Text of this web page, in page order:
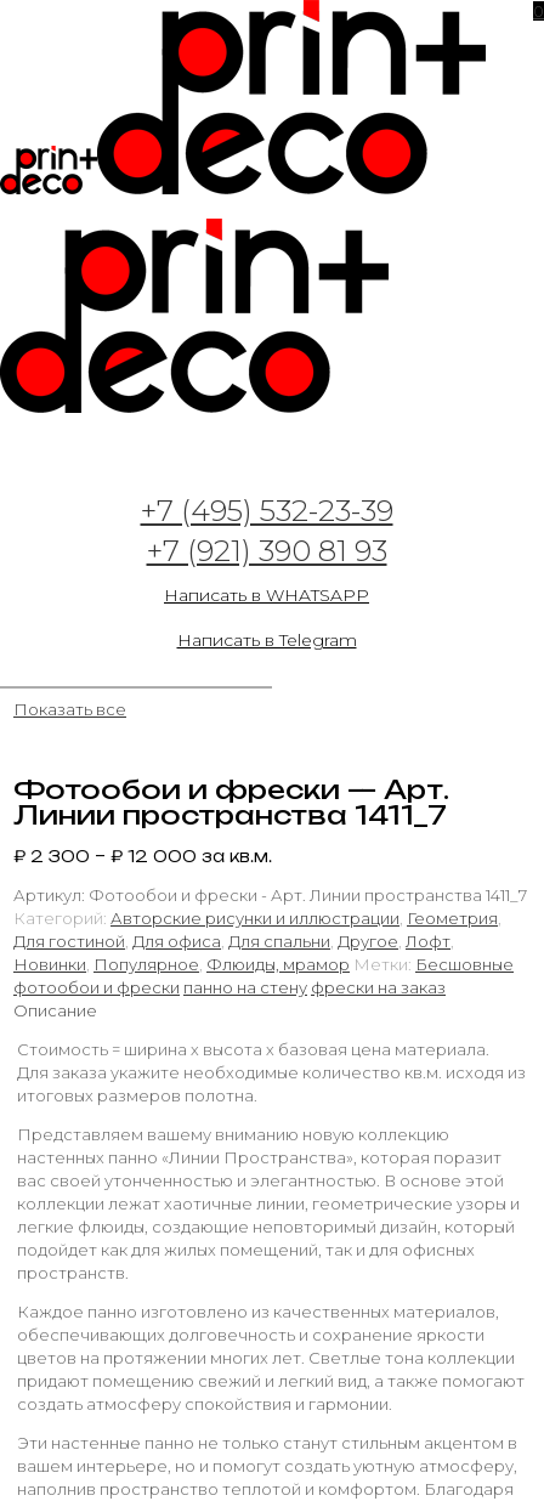
+7 (495) 532-23-39
+7 (921) 390 81 93
Написать в WHATSAPP
Написать в Telegram
0
Фотообои и фрески — Арт. Линии
пространства 1411_6
Фотообои и фрески — Арт. Линии
пространства 1411_8
Показать все
Фотообои и фрески — Арт.
Линии пространства 1411_7
₽ 2 300 – ₽ 12 000 за кв.м.
Артикул: Фотообои и фрески - Арт. Линии пространства 1411_7
Категорий: Авторские рисунки и иллюстрации, Геометрия,
Для гостиной, Для офиса, Для спальни, Другое, Лофт,
Новинки, Популярное, Флюиды, мрамор Метки: Бесшовные
фотообои и фрески панно на стену фрески на заказ
Описание
Стоимость = ширина х высота х базовая цена материала.
Для заказа укажите необходимые количество кв.м. исходя из
итоговых размеров полотна.
Представляем вашему вниманию новую коллекцию
настенных панно «Линии Пространства», которая поразит
вас своей утонченностью и элегантностью. В основе этой
коллекции лежат хаотичные линии, геометрические узоры и
легкие флюиды, создающие неповторимый дизайн, который
подойдет как для жилых помещений, так и для офисных
пространств.
Каждое панно изготовлено из качественных материалов,
обеспечивающих долговечность и сохранение яркости
цветов на протяжении многих лет. Светлые тона коллекции
придают помещению свежий и легкий вид, а также помогают
создать атмосферу спокойствия и гармонии.
Эти настенные панно не только станут стильным акцентом в
вашем интерьере, но и помогут создать уютную атмосферу,
наполнив пространство теплотой и комфортом. Благодаря